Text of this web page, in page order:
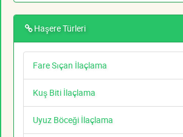
Haşere Türleri
Fare Sıçan İlaçlama
Kuş Biti İlaçlama
Uyuz Böceği İlaçlama